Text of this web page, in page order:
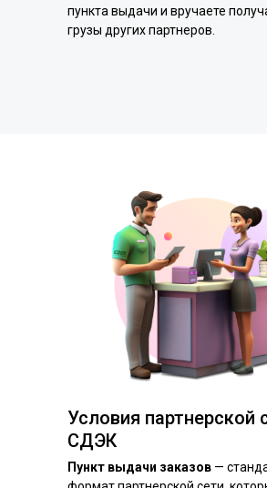
пункта выдачи и вручаете
грузы других партнеров.
Условия партнерской
СДЭК
Пункт выдачи заказов —